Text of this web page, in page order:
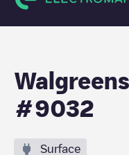
#9032
Surface